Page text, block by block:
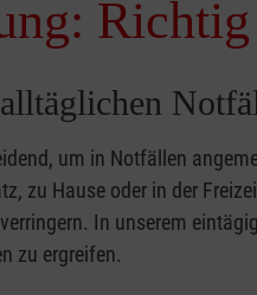
um in Notfällen
zu Hause oder in der
In unserem
zu ergreifen.